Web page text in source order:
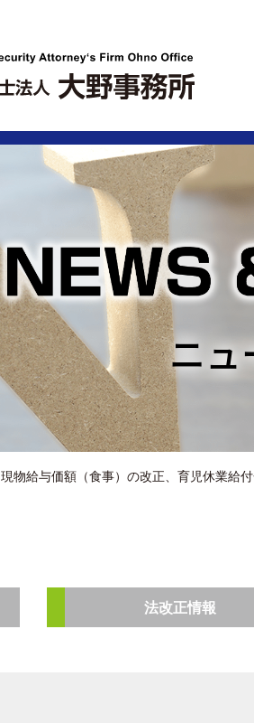
ニュ
現物給与価額（食事）の改正、育児休業給
法改正情報